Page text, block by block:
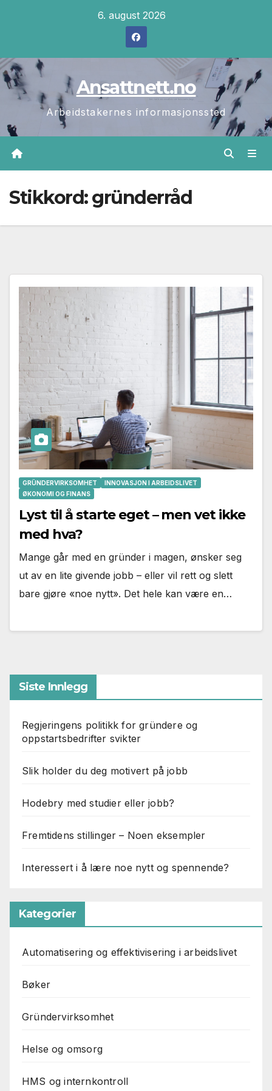
6. august 2026
Ansattnett.no
Arbeidstakernes informasjonssted
Stikkord:gründerråd
GRÜNDERVIRKSOMHET
INNOVASJON I ARBEIDSLIVET
ØKONOMI OG FINANS
Lyst til å starte eget – men vet ikke
med hva?
Mange går med en gründer i magen, ønsker seg
ut av en lite givende jobb – eller vil rett og slett
bare gjøre «noe nytt». Det hele kan være en…
Siste Innlegg
Regjeringens politikk for gründere og
oppstartsbedrifter svikter
Slik holder du deg motivert på jobb
Hodebry med studier eller jobb?
Fremtidens stillinger – Noen eksempler
Interessert i å lære noe nytt og spennende?
Kategorier
Automatisering og effektivisering i arbeidslivet
Bøker
Gründervirksomhet
Helse og omsorg
HMS og internkontroll